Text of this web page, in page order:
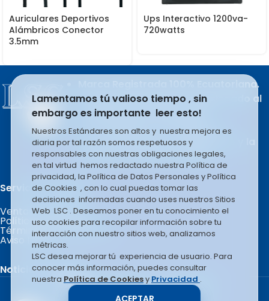
Auriculares Deportivos
Alámbricos Conector
3.5mm
Ups Interactivo 1200va-
720watts
Marca Registrada 100% Ecuatoriana.
Producto del esfuerzo apasionado al
trabajo de sus integrantes.
LSC COMPANY S.A se rige en la
filosofía basada en el liderazgo y la
mejora constante e infinita.
Servicio al Cliente.
Ventas por Mayor
Políticas de Garantía
Términos y Condiciones
Aviso Legal
Noticias Recientes
Copyright © 2026 LSC COMPANY.
Lamentamos tú valioso tiempo , sin
embargo es importante leer esto!
Nuestros Estándares son altos y nuestra mejora es
diaria por tal razón somos respetuosos y
responsables con nuestras obligaciones legales,
en tal virtud hemos redactado nuestra Política de
privacidad, la Política de Datos Personales y Política
de Cookies , con lo cual puedas tomar las
decisiones informadas cuando uses nuestros Sitios
Web LSC . Deseamos poner en tu conocimiento el
uso cookies para recopilar información sobre tu
interacción con nuestro sitios web, analizamos
métricas.
LSC desea mejorar tú experiencia de usuario. Para
conocer más información, puedes consultar
nuestra Política de Cookiesy Privacidad .
ACEPTAR